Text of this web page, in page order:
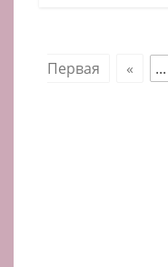
Первая
« ...